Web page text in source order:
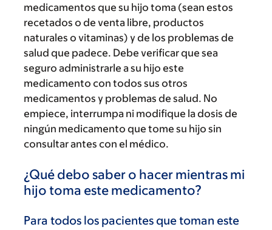
medicamentos que su hijo toma (sean estos
recetados o de venta libre, productos
naturales o vitaminas) y de los problemas de
salud que padece. Debe verificar que sea
seguro administrarle a su hijo este
medicamento con todos sus otros
medicamentos y problemas de salud. No
empiece, interrumpa ni modifique la dosis de
ningún medicamento que tome su hijo sin
consultar antes con el médico.
¿Qué debo saber o hacer mientras mi
hijo toma este medicamento?
Para todos los pacientes que toman este